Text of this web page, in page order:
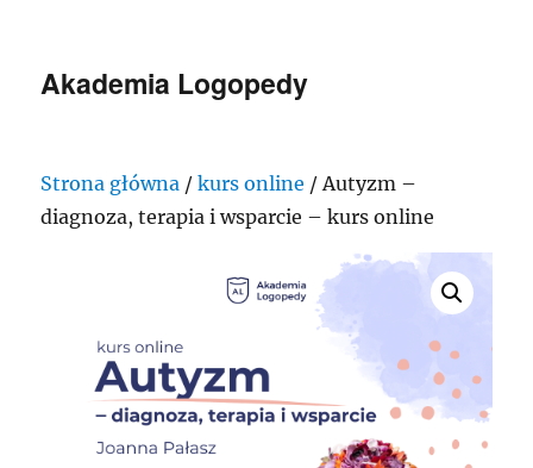
Akademia Logopedy
Strona główna /kurs online / Autyzm –
diagnoza, terapia i wsparcie – kurs online